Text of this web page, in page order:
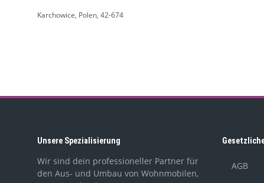
Karchowice, Polen, 42-674
Unsere Spezialisierung
Wir sind dein professioneller Partner für
den Aus- und Umbau von Wohnmobilen,
AGB